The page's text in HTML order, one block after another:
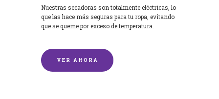
Nuestras secadoras son totalmente eléctricas, lo
que las hace más seguras para tu ropa, evitando
que se queme por exceso de temperatura.
VER AHORA